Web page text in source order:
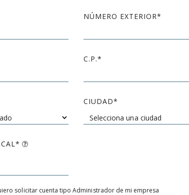
NÚMERO EXTERIOR
C.P.
CIUDAD
solicitar cuenta tipo Administrador de mi empresa